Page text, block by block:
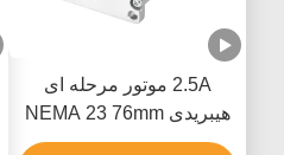
2.5A موتور مرحله ای
هیبریدی NEMA 23 76mm
بدن 1.5N.M برای ماشین